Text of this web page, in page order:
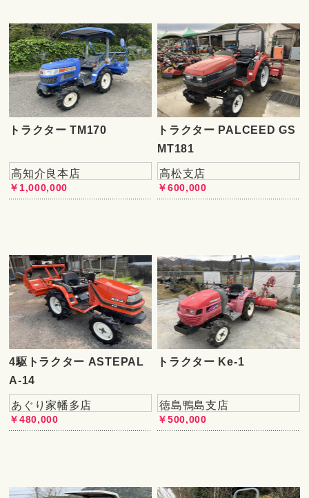
トラクター TM170
高知介良本店
￥1,000,000
トラクター PALCEED GS
MT181
高松支店
￥600,000
4駆トラクター ASTEPAL
A-14
あぐり家幡多店
￥480,000
トラクター Ke-1
徳島鴨島支店
￥500,000